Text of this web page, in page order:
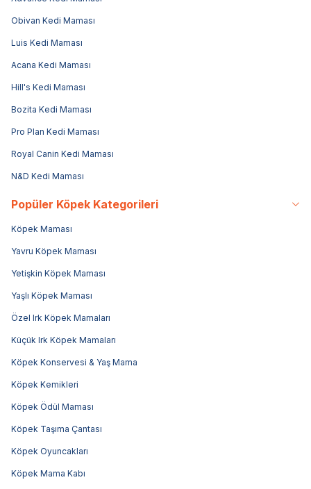
Obivan Kedi Maması
Luis Kedi Maması
Acana Kedi Maması
Hill's Kedi Maması
Bozita Kedi Maması
Pro Plan Kedi Maması
Royal Canin Kedi Maması
N&D Kedi Maması
Popüler Köpek Kategorileri
Köpek Maması
Yavru Köpek Maması
Yetişkin Köpek Maması
Yaşlı Köpek Maması
Özel Irk Köpek Mamaları
Küçük Irk Köpek Mamaları
Köpek Konservesi & Yaş Mama
Köpek Kemikleri
Köpek Ödül Maması
Köpek Taşıma Çantası
Köpek Oyuncakları
Köpek Mama Kabı